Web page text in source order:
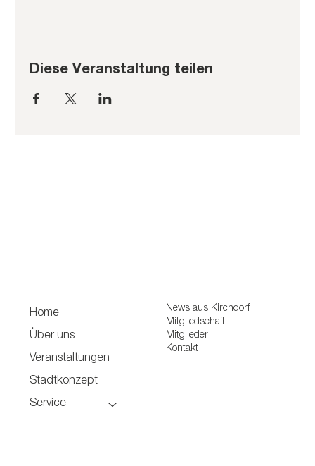
Diese Veranstaltung teilen
Home
Über uns
Veranstaltungen
Stadtkonzept
Service
News aus Kirchdorf
Mitgliedschaft
Mitglieder
Kontakt